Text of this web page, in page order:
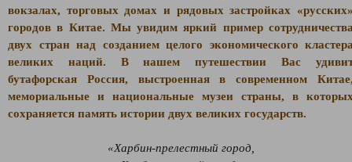
вокзалах, торговых домах и рядовых застройках
городов в Китае. Мы увидим яркий пример
двух стран над созданием целого экономического
великих наций. В нашем путешествии Вас
бутафорская Россия, выстроенная в современном
мемориальные и национальные музеи страны, в
сохраняется память истории двух великих государств.
«Харбин-прелестный город,